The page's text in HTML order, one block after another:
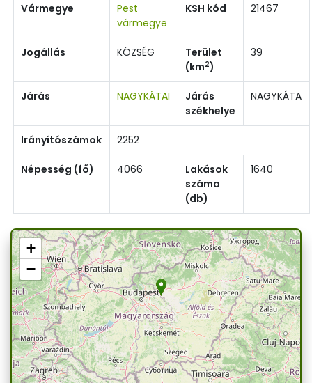
Vármegye
Pest
vármegye
KSH kód 21467
Jogállás KÖZSÉG
Terület
(km2)
39
Járás NAGYKÁTAI
Járás
székhelye
NAGYKÁTA
Irányítószámok 2252
Népesség (fő) 4066
Lakások
száma
(db)
1640
+
−